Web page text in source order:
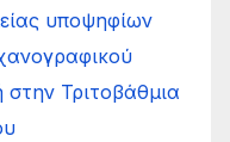
υποψηφίων
Τριτοβάθμια